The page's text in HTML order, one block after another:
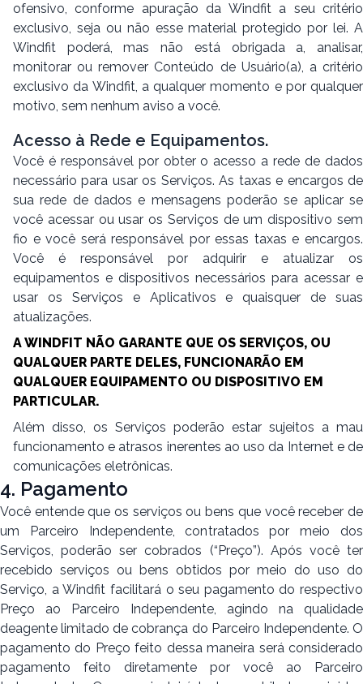
ofensivo, conforme apuração da Windfit a seu critério
exclusivo, seja ou não esse material protegido por lei. A
Windfit poderá, mas não está obrigada a, analisar,
monitorar ou remover Conteúdo de Usuário(a), a critério
exclusivo da Windfit, a qualquer momento e por qualquer
motivo, sem nenhum aviso a você.
Acesso à Rede e Equipamentos.
Você é responsável por obter o acesso a rede de dados
necessário para usar os Serviços. As taxas e encargos de
sua rede de dados e mensagens poderão se aplicar se
você acessar ou usar os Serviços de um dispositivo sem
fio e você será responsável por essas taxas e encargos.
Você é responsável por adquirir e atualizar os
equipamentos e dispositivos necessários para acessar e
usar os Serviços e Aplicativos e quaisquer de suas
atualizações.
A WINDFIT NÃO GARANTE QUE OS SERVIÇOS, OU
QUALQUER PARTE DELES, FUNCIONARÃO EM
QUALQUER EQUIPAMENTO OU DISPOSITIVO EM
PARTICULAR.
Além disso, os Serviços poderão estar sujeitos a mau
funcionamento e atrasos inerentes ao uso da Internet e de
comunicações eletrônicas.
4. Pagamento
Você entende que os serviços ou bens que você receber de
um Parceiro Independente, contratados por meio dos
Serviços, poderão ser cobrados (“Preço”). Após você ter
recebido serviços ou bens obtidos por meio do uso do
Serviço, a Windfit facilitará o seu pagamento do respectivo
Preço ao Parceiro Independente, agindo na qualidade
deagente limitado de cobrança do Parceiro Independente. O
pagamento do Preço feito dessa maneira será considerado
pagamento feito diretamente por você ao Parceiro